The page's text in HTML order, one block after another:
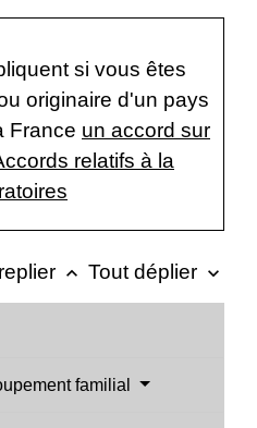
si vous êtes
originaire d'un pays
France un accord sur
relatifs à la
keyboard_arrow_up Tout déplier keyboard_arrow_down
familial